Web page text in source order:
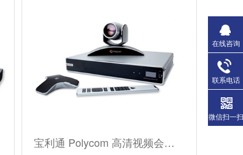
宝利通 Polycom 高清视频会议终端 Group 700
在线咨询
联系电话
微信扫一扫